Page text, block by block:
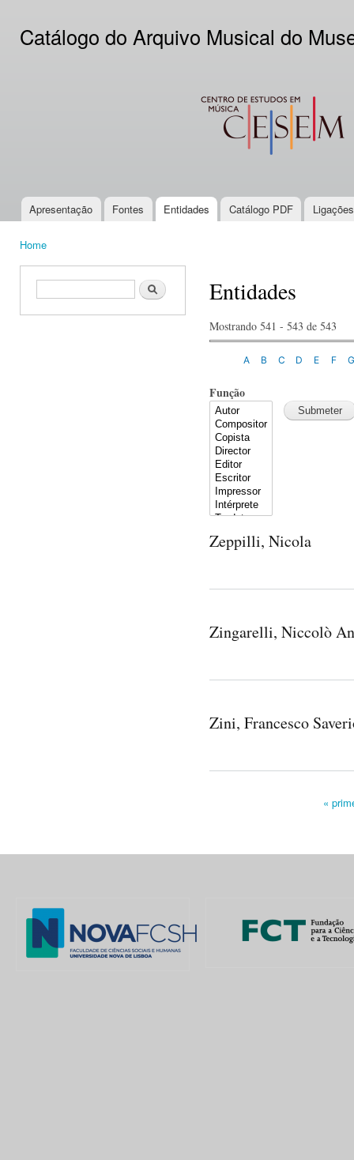
Catálogo do Arquivo Musical do
CESEM
Main menu
Apresentação Fontes Entidades Catálogo PDF
Home
Search form Search Entidades
Mostrando 541 - 543 de 543
A B C D E F G
Função
Zeppilli, Nicola
Zingarelli, Niccolò
Zini, Francesco
«